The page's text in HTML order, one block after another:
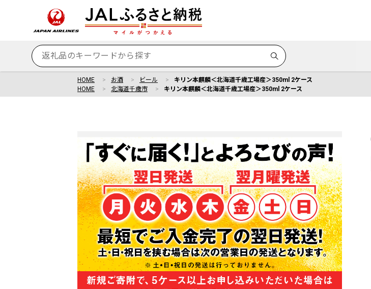
HOME お酒 ビール
キリン本麒麟＜北海道千歳工場産＞350ml 2ケース
HOME
北海道千歳市 キリン本麒麟＜北海道千歳工場産＞350ml 2ケース